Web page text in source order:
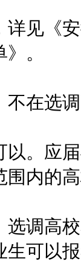
《安
。
选调
应届
围内的
高校
生可以